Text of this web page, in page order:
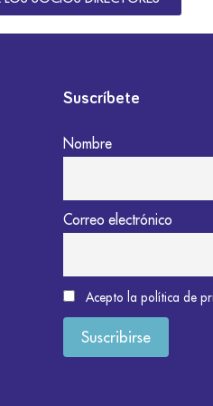
Suscríbete
Nombre
Correo electrónico
Acepto la política de